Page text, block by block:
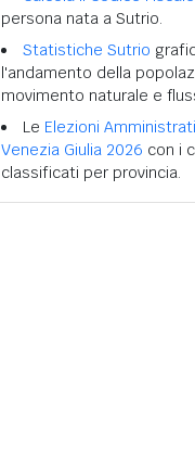
persona nata a Sutrio.
Statistiche Sutrio
l'andamento della
movimento naturale e
Le Elezioni
Venezia Giulia 2026 con i
classificati per provincia.